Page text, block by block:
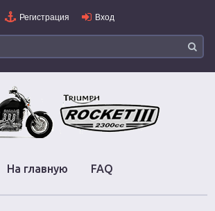
Регистрация Вход
На главную FAQ